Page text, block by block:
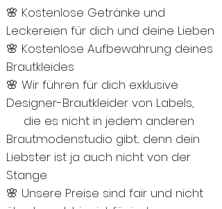
🌸 Kostenlose Getränke und
Leckereien für dich und deine Lieben
🌸 Kostenlose Aufbewahrung deines
Brautkleides
🌸 Wir führen für dich exklusive
Designer-Brautkleider von Labels,
die es nicht in jedem anderen
Brautmodenstudio gibt... denn dein
Liebster ist ja auch nicht von der
Stange
🌸 Unsere Preise sind fair und nicht